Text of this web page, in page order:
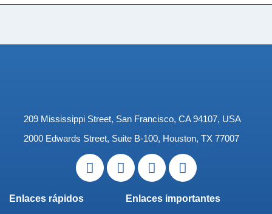
209 Mississippi Street, San Francisco, CA 94107, USA
2000 Edwards Street, Suite B-100, Houston, TX 77007
Enlaces rápidos Enlaces importantes